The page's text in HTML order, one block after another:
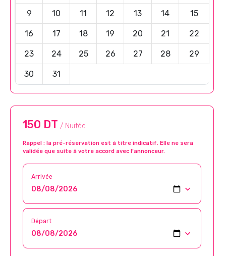
9 10 11 12 13 14 15
16 17 18 19 20 21 22
23 24 25 26 27 28 29
30 31
150 DT / Nuitée
Rappel : la pré-réservation est à titre indicatif. Elle ne sera
validée que suite à votre accord avec l’annonceur.
Arrivée
Départ